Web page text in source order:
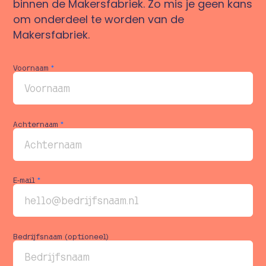
binnen de Makersfabriek. Zo mis je geen kans
om onderdeel te worden van de
Makersfabriek.
Voornaam*
Achternaam*
E-mail*
Bedrijfsnaam (optioneel)